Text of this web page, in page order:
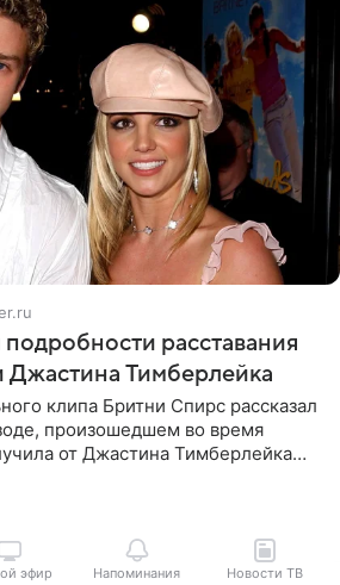
расставания
Джастина Тимберлейка
клипа Бритни Спирс рассказал
произошедшем во время
от Джастина Тимберлейка
эфир Напоминания Новости ТВ